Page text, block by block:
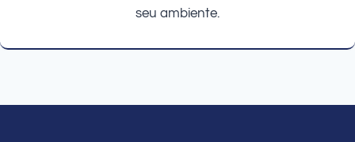
seu ambiente.